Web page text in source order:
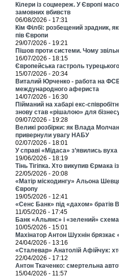
Кілери із соцмереж. У Європі
замовних вбивств
06/08/2026 - 17:31
Кім Філбі: розбещений зрадник,
пів Європи
29/07/2026 - 19:21
Пішов проти системи. Чому
16/07/2026 - 18:15
Європейська гастроль
15/07/2026 - 20:34
Виталий Юрченко - работа на
международного афериста
14/07/2026 - 16:30
Пійманий на хабарі екс-
знову став «рішалою» для
09/07/2026 - 19:28
Великі розбірки: як Влада
привернули увагу НАБУ
02/07/2026 - 18:01
У справі «Мідаса» з’явились
19/06/2026 - 18:19
Тінь Тігіпка. Хто викупив Єрмака
22/05/2026 - 20:08
«Матір міскодингу» Альона
Європу
19/05/2026 - 12:41
«Сенс Банк» під «дахом» братів
11/05/2026 - 17:45
Банк «Альянс» і «зелений»
10/05/2026 - 15:01
Махінатор Антон Шухнін брязкає
24/04/2026 - 13:16
«Сталевар» Анатолій Афійчук:
22/04/2026 - 17:12
Антон Ткаченко: смертельна
15/04/2026 - 11:57